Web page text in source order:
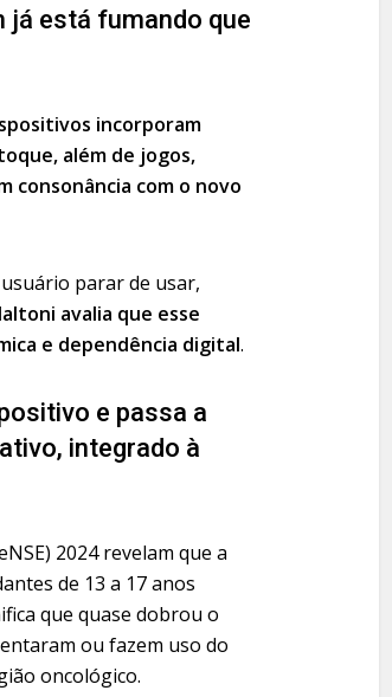
já está fumando que
incorporam
além de jogos,
consonância com o novo
parar de usar,
avalia que esse
e dependência digital.
e passa a
integrado à
2024 revelam que a
de 13 a 17 anos
que quase dobrou o
ou fazem uso do
oncológico.